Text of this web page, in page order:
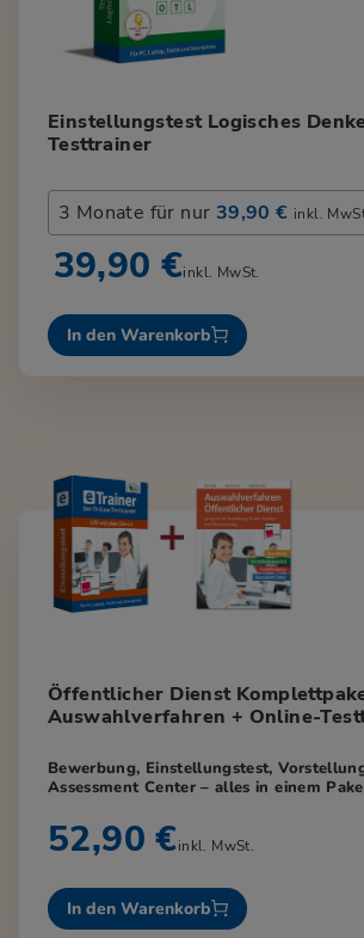
Einstellungstest Logisches
Testtrainer
3 Monate für nur 39,90 € inkl.
39,90 €inkl. MwSt.
In den Warenkorb
Öffentlicher Dienst
Auswahlverfahren + Online-
Bewerbung, Einstellungstest,
Assessment Center – alles in einem
52,90 €inkl. MwSt.
In den Warenkorb